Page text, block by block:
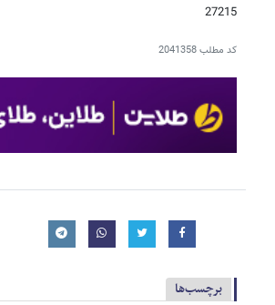
27215
کد مطلب2041358
برچسب‌ها